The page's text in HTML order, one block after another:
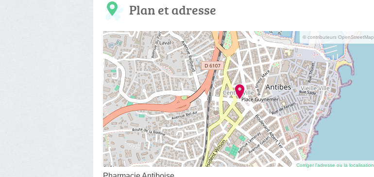
Plan et adresse
© contributeurs OpenStreetMap
Corriger l’adresse ou la localisation